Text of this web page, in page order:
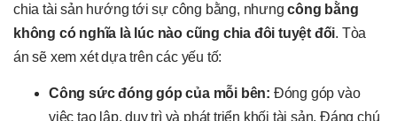
chia tài sản hướng tới sự công bằng, nhưngcông bằng
không có nghĩa là lúc nào cũng chia đôi tuyệt đối. Tòa
án sẽ xem xét dựa trên các yếu tố:
Công sức đóng góp của mỗi bên: Đóng góp vào
việc tạo lập, duy trì và phát triển khối tài sản. Đáng chú